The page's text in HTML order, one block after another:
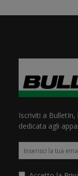
Iscriviti a
dedicata agli